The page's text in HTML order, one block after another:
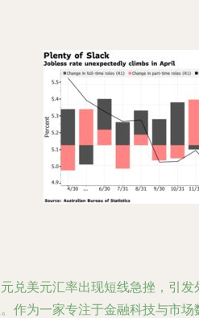
兑美元汇率出现短线急挫，引
作为一家专注于金融科技与市